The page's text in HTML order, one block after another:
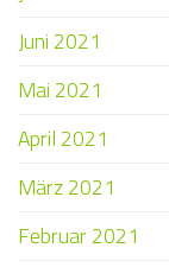
Juni 2021
Mai 2021
April 2021
März 2021
Februar 2021